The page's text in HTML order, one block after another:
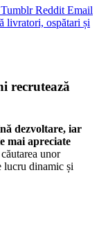
Tumblr Reddit Email
recrutează
dezvoltare, iar
mai apreciate
unor
lucru dinamic și